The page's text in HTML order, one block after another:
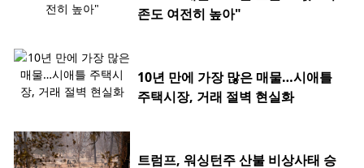
존도 여전히 높아"
10년 만에 가장 많은 매물…시애틀
주택시장, 거래 절벽 현실화
트럼프, 워싱턴주 산불 비상사태 승